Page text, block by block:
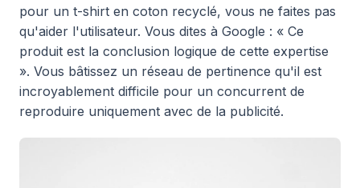
pour un t-shirt en coton recyclé, vous ne faites pas
qu'aider l'utilisateur. Vous dites à Google : « Ce
produit est la conclusion logique de cette expertise
». Vous bâtissez un réseau de pertinence qu'il est
incroyablement difficile pour un concurrent de
reproduire uniquement avec de la publicité.